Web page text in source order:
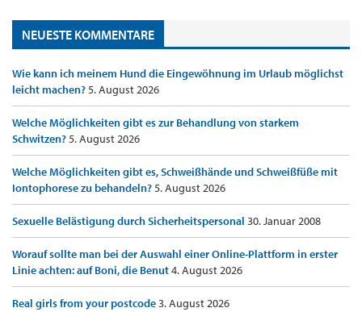
NEUESTE KOMMENTARE
Wie kann ich meinem Hund die Eingewöhnung im Urlaub möglichst
leicht machen?5. August 2026
Welche Möglichkeiten gibt es zur Behandlung von starkem
Schwitzen?5. August 2026
Welche Möglichkeiten gibt es, Schweißhände und Schweißfüße mit
Iontophorese zu behandeln?5. August 2026
Sexuelle Belästigung durch Sicherheitspersonal 30. Januar 2008
Worauf sollte man bei der Auswahl einer Online-Plattform in erster
Linie achten: auf Boni, die Benut4. August 2026
Real girls from your postcode3. August 2026